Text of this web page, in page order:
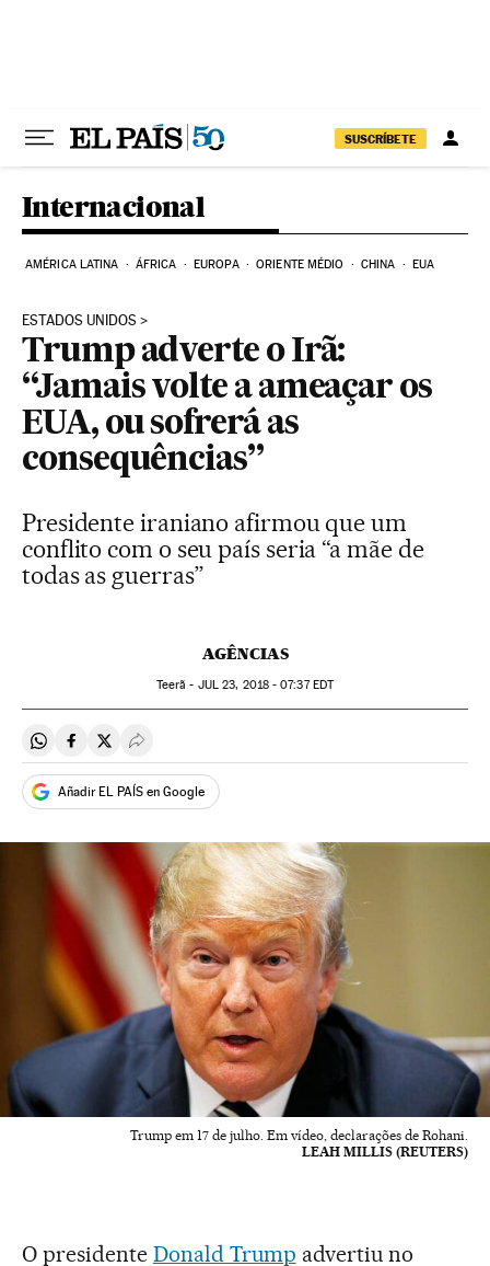
SUSCRÍBETE
Internacional
AMÉRICA LATINA ÁFRICA EUROPA ORIENTE MÉDIO CHINA EUA
ESTADOS UNIDOS
Trump adverte o Irã:
“Jamais volte a ameaçar os
EUA, ou sofrerá as
consequências”
Presidente iraniano afirmou que um
conflito com o seu país seria “a mãe de
todas as guerras”
AGÊNCIAS
Teerã - JUL 23, 2018 - 07:37EDT
Compartir en Whatsapp
Compartir en Facebook
Compartir en Twitter
Desplegar Redes Sociales
Añadir EL PAÍS en Google
Trump em 17 de julho. Em vídeo, declarações de Rohani.
LEAH MILLIS (REUTERS)
O presidente Donald Trump advertiu no